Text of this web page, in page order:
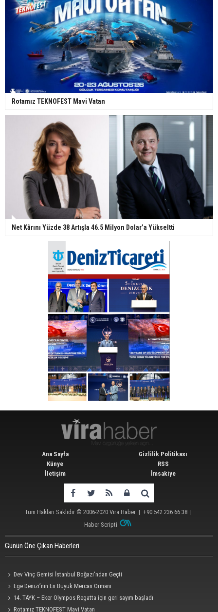
Rotamız TEKNOFEST Mavi Vatan
Net Kârını Yüzde 38 Artışla 46.5 Milyon Dolar’a Yükseltti
Ana Sayfa
Künye
İletişim
Gizlilik Politikası
RSS
İmsakiye
Tüm Hakları Saklıdır © 2006-2020 Vira Haber | +90 542 236 66 38 |
Haber Scripti
Günün Öne Çıkan Haberleri
Dev Vinç Gemisi İstanbul Boğazı'ndan Geçti
Ege Denizi’nin En Büyük Mercan Ormanı
14. TAYK – Eker Olympos Regatta için geri sayım başladı
Rotamız TEKNOFEST Mavi Vatan